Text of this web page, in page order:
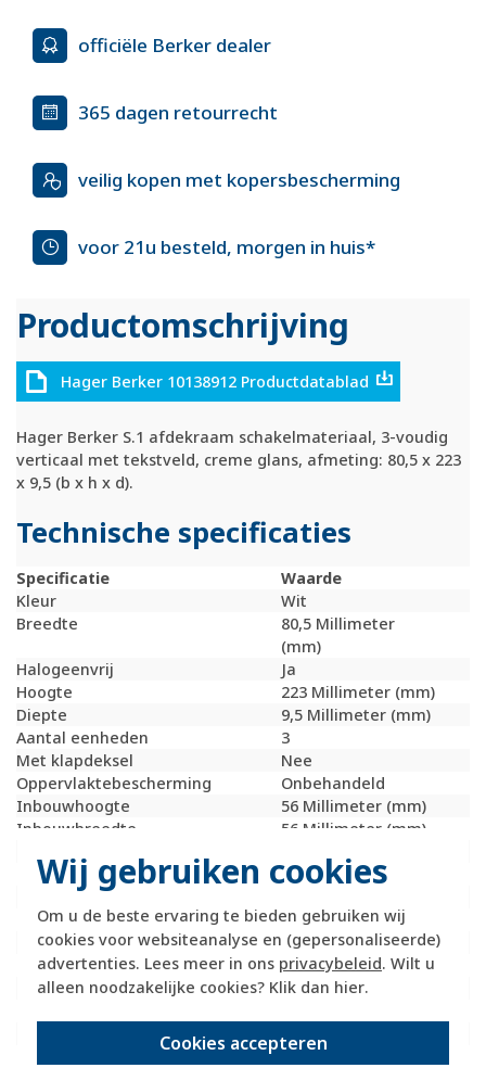
Wij gebruiken cookies
Om u de beste ervaring te bieden gebruiken wij
cookies voor websiteanalyse en (gepersonaliseerde)
advertenties. Lees meer in ons privacybeleid. Wilt u
alleen noodzakelijke cookies? Klik dan hier.
Cookies accepteren
officiële Berker dealer
365 dagen retourrecht
veilig kopen met kopersbescherming
voor 21u besteld, morgen in huis*
Productomschrijving
Hager Berker 10138912 Productdatablad
Hager Berker S.1 afdekraam schakelmateriaal, 3-voudig
verticaal met tekstveld, creme glans, afmeting: 80,5 x 223
x 9,5 (b x h x d).
Technische specificaties
Specificatie
Waarde
Kleur
Wit
Breedte
80,5 Millimeter
(mm)
Halogeenvrij
Ja
Hoogte
223 Millimeter (mm)
Diepte
9,5 Millimeter (mm)
Aantal eenheden
3
Met klapdeksel
Nee
Oppervlaktebescherming
Onbehandeld
Inbouwhoogte
56 Millimeter (mm)
Inbouwbreedte
56 Millimeter (mm)
Materiaalkwaliteit
Duroplast
Materiaal
Bevestigingswijze
Klembevestiging
Montagerichting
Verticaal
RAL-nummer (vergelijkbaar)
1013
Slagvastheid
IK02
Geschikt voor vloerpot
Nee